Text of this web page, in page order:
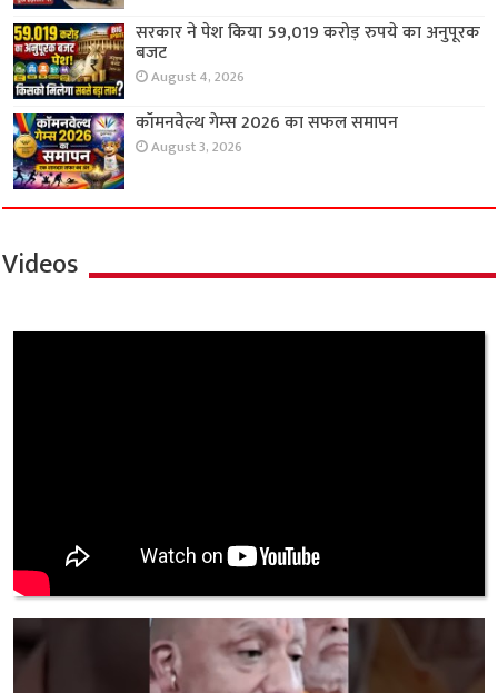
सरकार ने पेश किया 59,019 करोड़ रुपये का अनुपूरक
बजट
August 4, 2026
कॉमनवेल्थ गेम्स 2026 का सफल समापन
August 3, 2026
Videos